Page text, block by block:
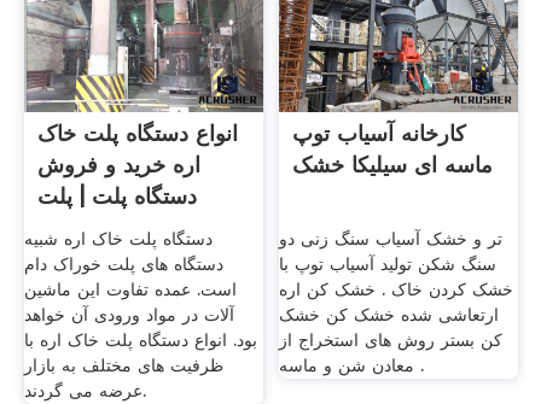
انواع دستگاه پلت خاک
اره خرید و فروش
دستگاه پلت | پلت
صنعت
دستگاه پلت خاک اره شبیه
دستگاه های پلت خوراک دام
است. عمده تفاوت این ماشین
آلات در مواد ورودی آن خواهد
بود. انواع دستگاه پلت خاک اره با
ظرفیت های مختلف به بازار
عرضه می گردند.
کارخانه آسیاب توپ
ماسه ای سیلیکا خشک
تر و خشک آسیاب سنگ زنی دو
سنگ شکن تولید آسیاب توپ با
خشک کردن خاک . خشک کن اره
ارتعاشی شده خشک کن خشک
کن بستر روش های استخراج از
معادن شن و ماسه .